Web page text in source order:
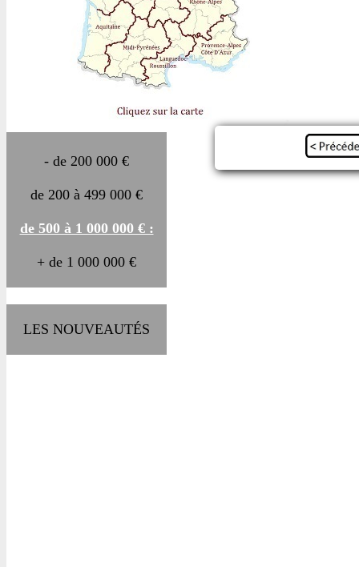
- de 200 000 €
de 200 à 499 000 €
de 500 à 1 000 000 € :
+ de 1 000 000 €
LES NOUVEAUTÉS